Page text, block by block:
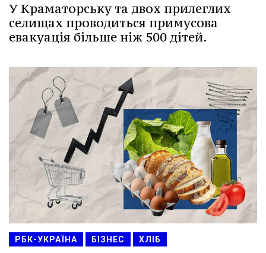
У Краматорську та двох прилеглих
селищах проводиться примусова
евакуація більше ніж 500 дітей.
РБК-УКРАЇНА БІЗНЕС ХЛІБ